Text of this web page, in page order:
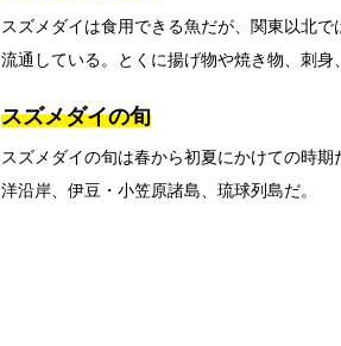
スズメダイは食用できる魚だが、関東以北
流通している。とくに揚げ物や焼き物、刺身
スズメダイの旬
スズメダイの旬は春から初夏にかけての時
洋沿岸、伊豆・小笠原諸島、琉球列島だ。